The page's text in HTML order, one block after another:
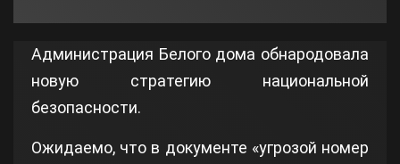
Администрация Белого дома обнародовала
новую стратегию национальной
безопасности.
Ожидаемо, что в документе «угрозой номер